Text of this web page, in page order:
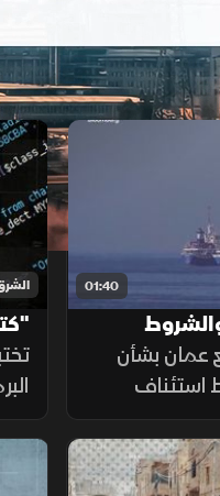
01:40
عمان بشأن
استئناف
العقوبات
التهديدات.
مع